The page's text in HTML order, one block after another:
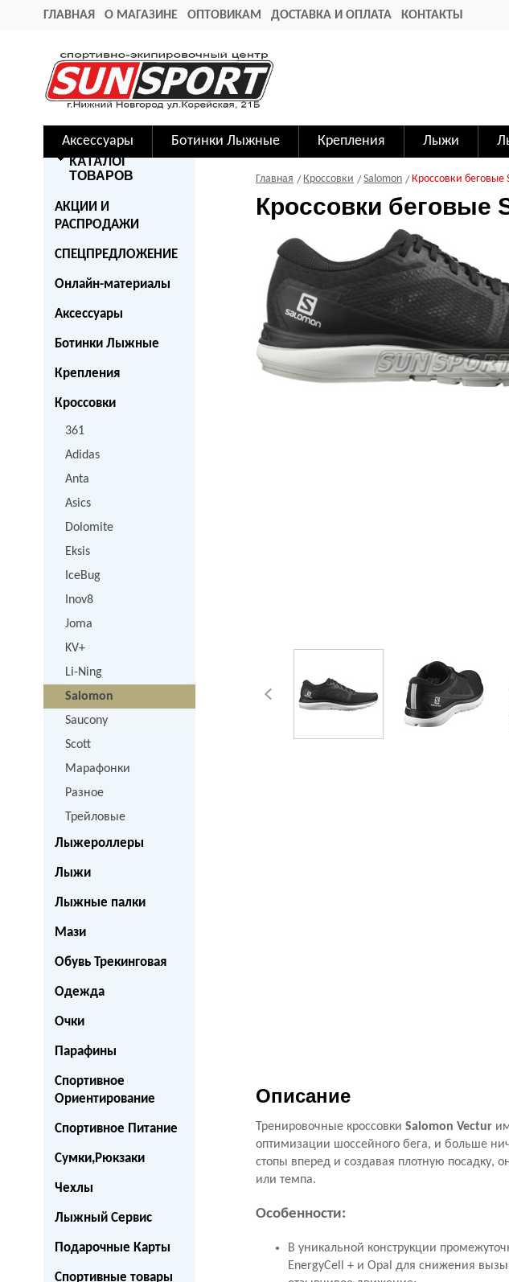
ГЛАВНАЯ О МАГАЗИНЕ ОПТОВИКАМ ДОСТАВКА И ОПЛАТА КОНТАКТЫ
Аксессуары Ботинки Лыжные Крепления Лыжи
КАТАЛОГ
ТОВАРОВ
АКЦИИ И
РАСПРОДАЖИ
СПЕЦПРЕДЛОЖЕНИЕ
Онлайн-материалы
Аксессуары
Ботинки Лыжные
Крепления
Кроссовки
361
Adidas
Anta
Asics
Dolomite
Eksis
IceBug
Inov8
Joma
KV+
Li-Ning
Salomon
Saucony
Scott
Марафонки
Разное
Трейловые
Лыжероллеры
Лыжи
Лыжные палки
Мази
Обувь Трекинговая
Одежда
Очки
Парафины
Спортивное
Ориентирование
Спортивное Питание
Сумки,Рюкзаки
Чехлы
Лыжный Сервис
Подарочные Карты
Спортивные товары
Главная Кроссовки Salomon Кроссовки
Кроссовки беговые
Описание
Тренировочные кроссовкиSalomon Vectur
оптимизации шоссейного бега, и больше
стопы вперед и создавая плотную посадку,
или темпа.
Особенности:
В уникальной конструкции
EnergyCell + и Opal для снижения